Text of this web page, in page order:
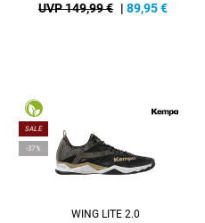
UVP 149,99 € | 89,95€
SALE
-37%
WING LITE 2.0